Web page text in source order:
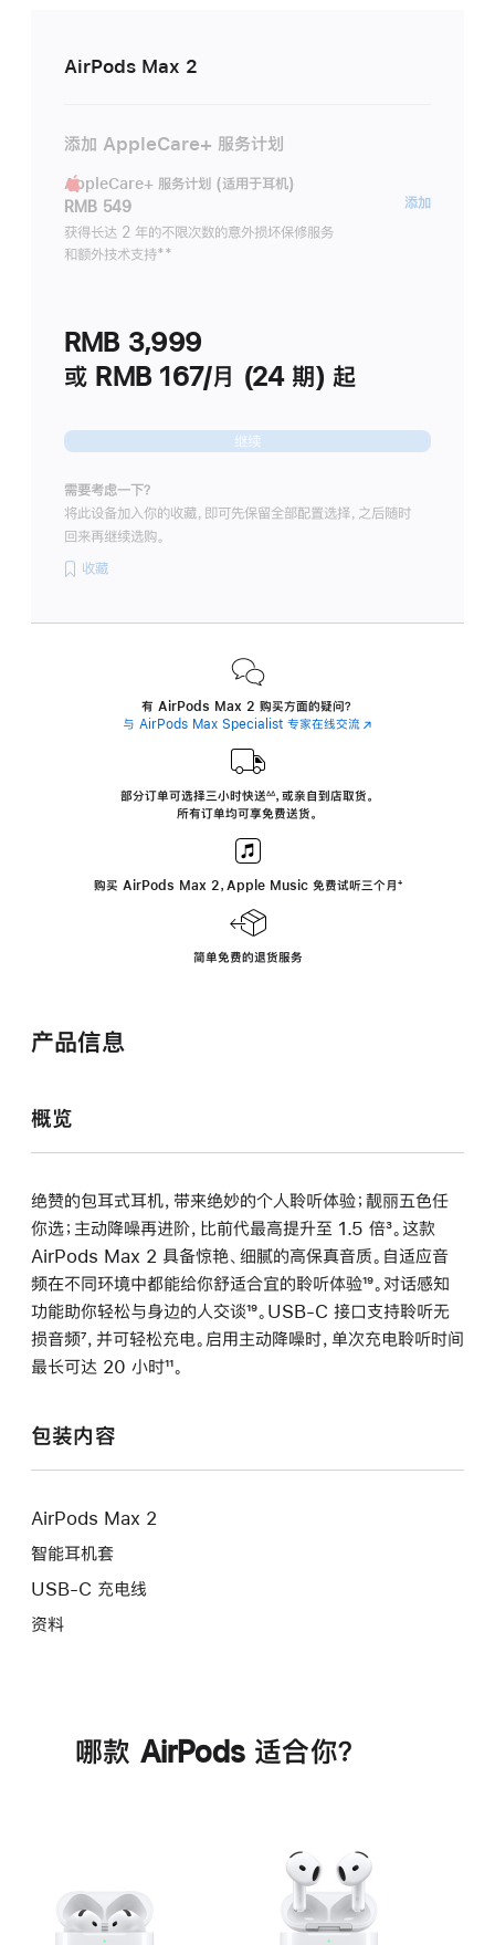
AirPods Max 2
添加 AppleCare+ 服务计划
AppleCare+ 服务计划 (适用于耳机)
RMB 549
获得长达 2 年的不限次数的意外损坏保修服务
和额外技术支持脚
**
添加
RMB 3,999
或 RMB 167/月 (24 期) 起
继续
需要考虑一下？
将此设备加入你的收藏，即可先保留全部配置选择，之后随时
回来再继续选购。
收藏
有 AirPods Max 2 购买方面的疑问？
与 AirPods Max Specialist 专家在线交流(在
中
部分订单可选择三小时快送∆∆， 或亲自到店取货。
所有订单均可享免费送货。
购买 AirPods Max 2，Apple Music 免费试听三个月 ‍脚
‍⁺
简单免费的退货服务
产品信息
概览
绝赞的包耳式耳机，带来绝妙的个人聆听体验；靓丽五色任
你选；主动降噪再进阶，比前代最高提升至 1.5 倍脚
注
³。这款
AirPods Max 2 具备惊艳、细腻的高保真音质。自适应音
频在不同环境中都能给你舒适合宜的聆听体验脚
注
¹⁹。对话感知
功能助你轻松与身边的人交谈脚
注
¹⁹。USB-C 接口支持聆听无
损音频脚
注
⁷，并可轻松充电。启用主动降噪时，单次充电聆听时间
最长可达 20 小时脚
¹¹。
包装内容
AirPods Max 2
智能耳机套
USB-C 充电线
资料
哪款 AirPods 适合你？